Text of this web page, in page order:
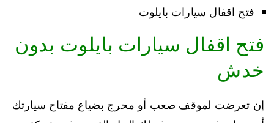
فتح اقفال سيارات بايلوت
فتح اقفال سيارات بايلوت بدون
خدش
إن تعرضت لموقف صعب أو محرج بضياع مفتاح سيارتك